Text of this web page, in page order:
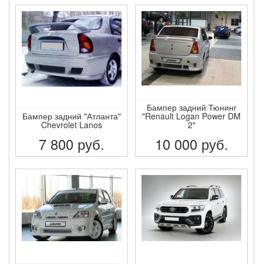
ПОДРОБНЕЕ ПОДРОБНЕЕ
Бампер задний "Атланта"
Chevrolet Lanos
7 800 руб.
ПОДРОБНЕЕ
Бампер задний Тюнинг
"Renault Logan Power DM
2"
10 000 руб.
ПОДРОБНЕЕ